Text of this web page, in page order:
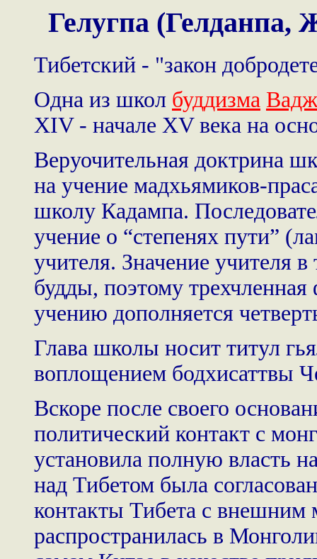
Гелугпа
Тибетский - "закон
Одна из школ буддизма
XIV - начале XV века на
Веруочительная доктрина
на учение мадхьямиков-
школу Кадампа.
учение о “степенях пути”
учителя. Значение учителя
будды, поэтому
учению дополняется
Глава школы носит титул
воплощением бодхисаттвы
Вскоре после своего
политический контакт с
установила полную власть
над Тибетом была
контакты Тибета с внешним
распространилась в